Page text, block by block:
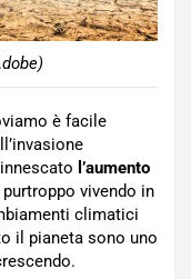
è facile
l’aumento
vivendo in
climatici
il pianeta sono uno